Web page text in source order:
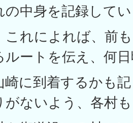
の中身を記録して
これによれば、前
ルートを伝え、何
崎に到着するかも
がないよう、各村も